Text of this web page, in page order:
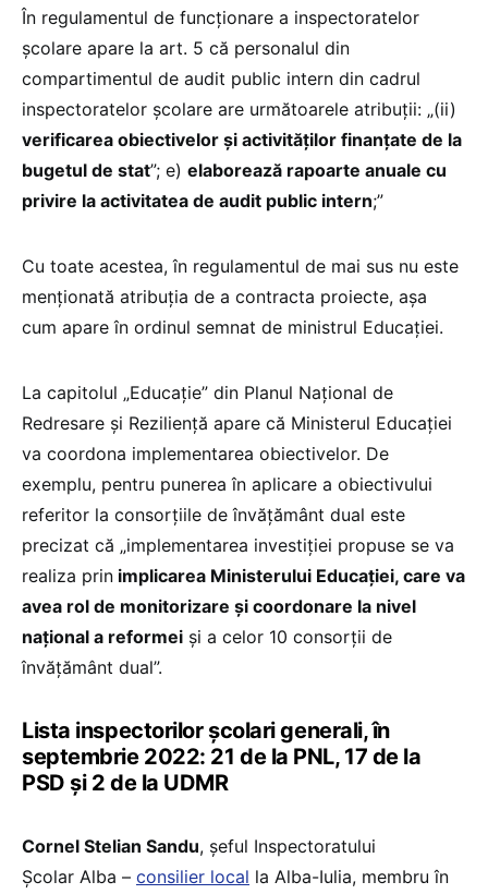
În regulamentul de funcționare a inspectoratelor
școlare apare la art. 5 că personalul din
compartimentul de audit public intern din cadrul
inspectoratelor şcolare are următoarele atribuţii: „(ii)
verificarea obiectivelor şi activităţilor finanţate de la
bugetul de stat”; e) elaborează rapoarte anuale cu
privire la activitatea de audit public intern;”
Cu toate acestea, în regulamentul de mai sus nu este
menționată atribuția de a contracta proiecte, așa
cum apare în ordinul semnat de ministrul Educației.
La capitolul „Educație” din Planul Național de
Redresare și Reziliență apare că Ministerul Educației
va coordona implementarea obiectivelor. De
exemplu, pentru punerea în aplicare a obiectivului
referitor la consorțiile de învățământ dual este
precizat că „implementarea investiției propuse se va
realiza prin implicarea Ministerului Educației, care va
avea rol de monitorizare și coordonare la nivel
național a reformei și a celor 10 consorții de
învățământ dual”.
Lista inspectorilor școlari generali, în
septembrie 2022: 21 de la PNL, 17 de la
PSD și 2 de la UDMR
Cornel Stelian Sandu, șeful Inspectoratului
Școlar Alba – consilier local la Alba-Iulia, membru în